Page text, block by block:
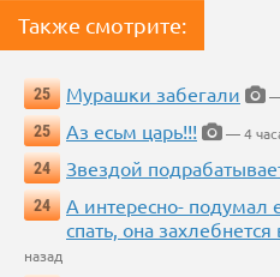
Также смотрите:
25 Мурашки забегали
25
Аз есьм царь!!!
— 4
24
Звездой
24
А интересно-
спать, она захлебнется
назад